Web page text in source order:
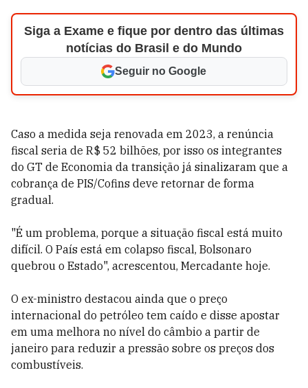
Siga a Exame e fique por dentro das últimas
notícias do Brasil e do Mundo
Seguir no Google
Caso a medida seja renovada em 2023, a renúncia
fiscal seria de R$ 52 bilhões, por isso os integrantes
do GT de Economia da transição já sinalizaram que a
cobrança de PIS/Cofins deve retornar de forma
gradual.
"É um problema, porque a situação fiscal está muito
difícil. O País está em colapso fiscal, Bolsonaro
quebrou o Estado", acrescentou, Mercadante hoje.
O ex-ministro destacou ainda que o preço
internacional do petróleo tem caído e disse apostar
em uma melhora no nível do câmbio a partir de
janeiro para reduzir a pressão sobre os preços dos
combustíveis.